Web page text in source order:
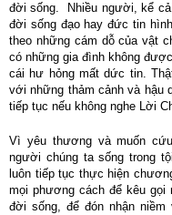
đời sống. Nhiều người, kể
đời sống đạo hay đức tin
theo những cám dỗ của vật
có những gia đình không
cái hư hỏng mất dức tin.
với những thảm cảnh và hậu
tiếp tục nếu không nghe Lời
Vì yêu thương và muốn
người chúng ta sống trong
luôn tiếp tục thực hiện
mọi phương cách để kêu
đời sống, để đón nhận